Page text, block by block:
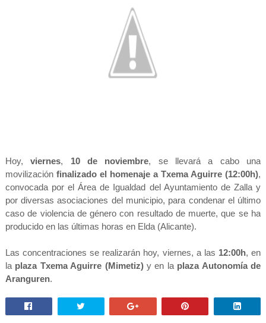
Hoy,viernes, 10 de noviembre, se llevará a cabo una
movilización finalizado el homenaje a Txema Aguirre (12:00h),
convocada por el Área de Igualdad del Ayuntamiento de Zalla y
por diversas asociaciones del municipio, para condenar el último
caso de violencia de género con resultado de muerte, que se ha
producido en las últimas horas en Elda (Alicante).
Las concentraciones se realizarán hoy, viernes, a las 12:00h, en
la plaza Txema Aguirre (Mimetiz)y en la plaza Autonomía de
Aranguren.